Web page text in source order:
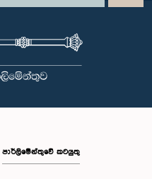
පාර්ලිමේන්තුවේ කටයුතු